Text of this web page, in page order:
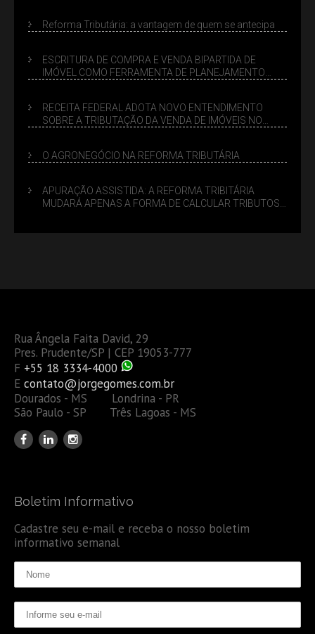
Reforma Tributária: a vantagem de quem se antecipa
ESCRITURA DE COMPRA E VENDA BIPARTIDA DE
IMÓVEL COMO FERRAMENTA DE PLANEJAMENTO
RECEITA FEDERAL ADOTA NOVO ENTENDIMENTO
SOBRE A TRIBUTAÇÃO DA VENDA DE IMÓVEIS NO
O AGRONEGÓCIO NA REFORMA TRIBUTÁRIA
APURAÇÃO ASSISTIDA: A REFORMA TRIBITÁRIA
MUDARÁ APENAS A FORMA DE CALCULAR TRIBUTOS
Rua Ângela Faita David, 29
Pres. Prudente/SP | CEP 19053-777
F +55 18 3334-4000
E contato@jorgegomes.com.br
Dourados - MS Londrina - PR
São Paulo - SP Três Lagoas - MS
Boletim Informativo
Cadastre seu e-mail e receba o nosso boletim
informativo semanal